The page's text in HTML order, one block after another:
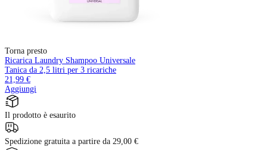
Torna presto
Ricarica Laundry Shampoo Universale
Tanica da 2,5 litri per 3 ricariche
21,99 €
Aggiungi
Il prodotto è esaurito
Spedizione gratuita a partire da 29,00 €